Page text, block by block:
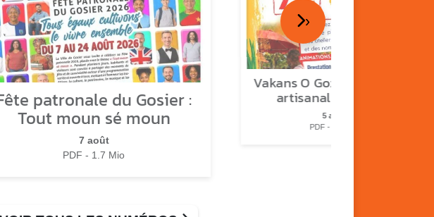
patronale du Gosier :
Tout moun sé moun
7 août
PDF - 1.7 Mio
Vakans O Gozyé : le village
artisanal du Gosier
5 août
PDF - 1.2 Mio
›